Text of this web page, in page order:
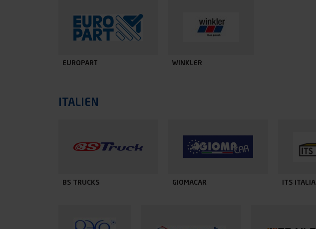
EUROPART WINKLER
ITALIEN
BS TRUCKS GIOMACAR ITS ITALIA